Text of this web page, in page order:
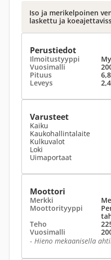
Iso ja merikelpoinen
laskettu ja
Perustiedot
Ilmoitustyyppi
Vuosimalli
Pituus
Leveys
Varusteet
Kaiku
Kaukohallintalaite
Kulkuvalot
Loki
Uimaportaat
Moottori
Merkki
Moottorityyppi
Teho
Vuosimalli
- Hieno mekaanisella